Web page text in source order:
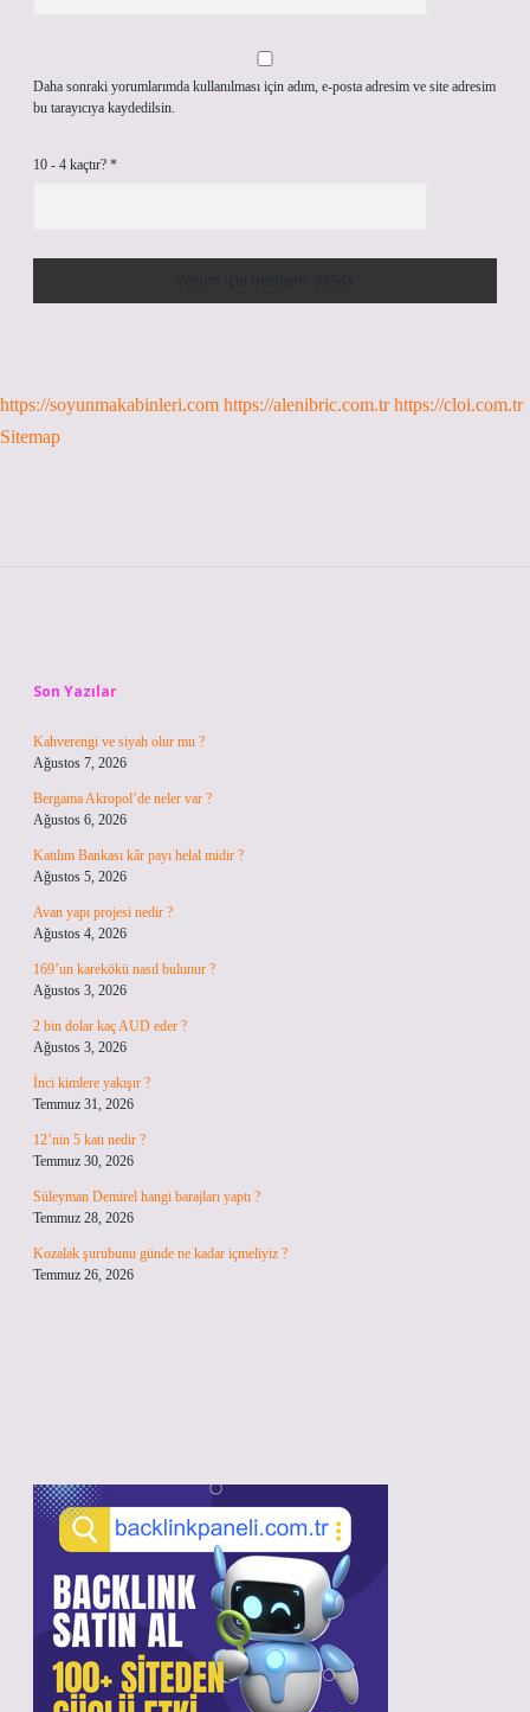
Daha sonraki yorumlarımda kullanılması için adım, e-posta adresim ve site adresim
bu tarayıcıya kaydedilsin.
10 - 4 kaçtır? *
https://soyunmakabinleri.com https://alenibric.com.tr https://cloi.com.tr
Sitemap
Son Yazılar
Kahverengi ve siyah olur mu ?
Ağustos 7, 2026
Bergama Akropol’de neler var ?
Ağustos 6, 2026
Katılım Bankası kâr payı helal midir ?
Ağustos 5, 2026
Avan yapı projesi nedir ?
Ağustos 4, 2026
169’un karekökü nasıl bulunur ?
Ağustos 3, 2026
2 bin dolar kaç AUD eder ?
Ağustos 3, 2026
İnci kimlere yakışır ?
Temmuz 31, 2026
12’nin 5 katı nedir ?
Temmuz 30, 2026
Süleyman Demirel hangi barajları yaptı ?
Temmuz 28, 2026
Kozalak şurubunu günde ne kadar içmeliyiz ?
Temmuz 26, 2026